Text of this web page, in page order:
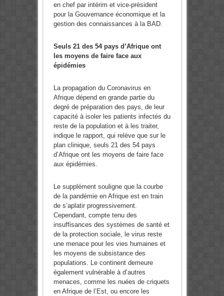
en chef par intérim et vice-président
pour la Gouvernance économique et la
gestion des connaissances à la BAD.
Seuls 21 des 54 pays d’Afrique ont
les moyens de faire face aux
épidémies
La propagation du Coronavirus en
Afrique dépend en grande partie du
degré de préparation des pays, de leur
capacité à isoler les patients infectés du
reste de la population et à les traiter,
indique le rapport, qui relève que sur le
plan clinique, seuls 21 des 54 pays
d’Afrique ont les moyens de faire face
aux épidémies.
Le supplément souligne que la courbe
de la pandémie en Afrique est en train
de s’aplatir progressivement.
Cependant, compte tenu des
insuffisances des systèmes de santé et
de la protection sociale, le virus reste
une menace pour les vies humaines et
les moyens de subsistance des
populations. Le continent demeure
également vulnérable à d’autres
menaces, comme les nuées de criquets
en Afrique de l’Est, ou encore les